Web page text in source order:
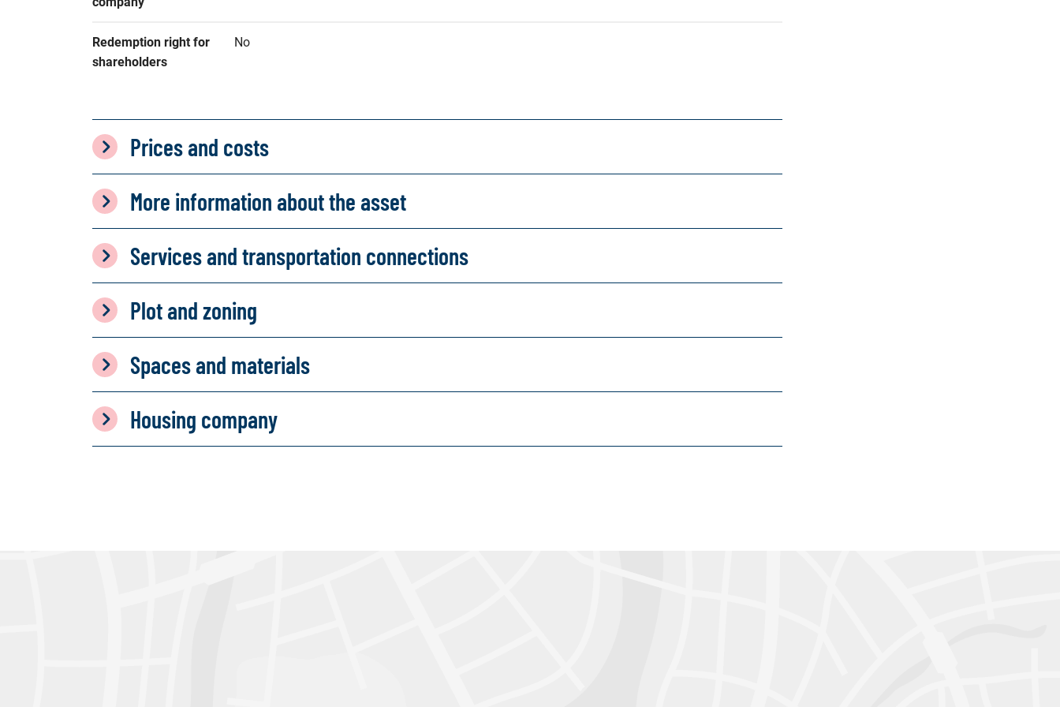
Redemption right for
shareholders
No
Prices and costs
More information about the asset
Services and transportation connections
Plot and zoning
Spaces and materials
Housing company